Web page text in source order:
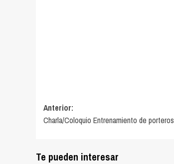
Navegación
de
Anterior:
Charla/Coloquio Entrenamiento de porteros
Te pueden interesar